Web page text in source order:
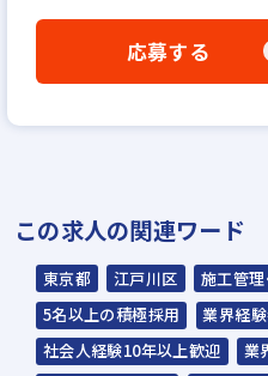
「応募する」よりエ
WEB応募書類による
▼
▼
内定
☆ご応募から内定ま
応募する
この求人の関連ワード
東京都 江戸川区 施工管理
5名以上の積極採用
業界経
社会人経験10年以上歓迎
業